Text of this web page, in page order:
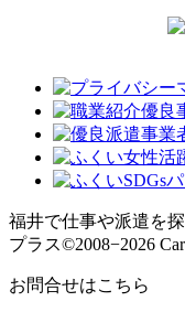
福井で仕事や派遣を
プラス©2008−2026
お問合せはこちら